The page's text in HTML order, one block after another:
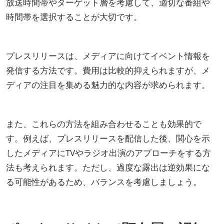
放送時間帯やターゲット層を考慮して、適切な番組や
時間帯を選択することが大切です。
プレスリリースは、メディアに向けてイベント情報を
発信する方法です。費用は比較的抑えられますが、メ
ディアの注目を集める魅力的な内容が求められます。
また、これらの方法を組み合わせることも効果的で
す。例えば、プレスリリースを配信した後、関心を示
したメディアにTVやラジオ出演のアプローチをする方
法も考えられます。ただし、過度な露出は逆効果にな
る可能性があるため、バランスを考慮しましょう。